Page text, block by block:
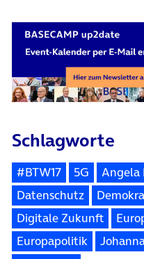
Schlagworte
#BTW17 5G Angela
Datenschutz
Digitale Zukunft
Europapolitik